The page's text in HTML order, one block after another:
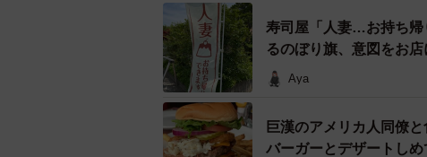
寿司屋「人妻…お持ち
るのぼり旗、意図をお店
Aya
巨漢のアメリカ人同僚
バーガーとデザートしめ